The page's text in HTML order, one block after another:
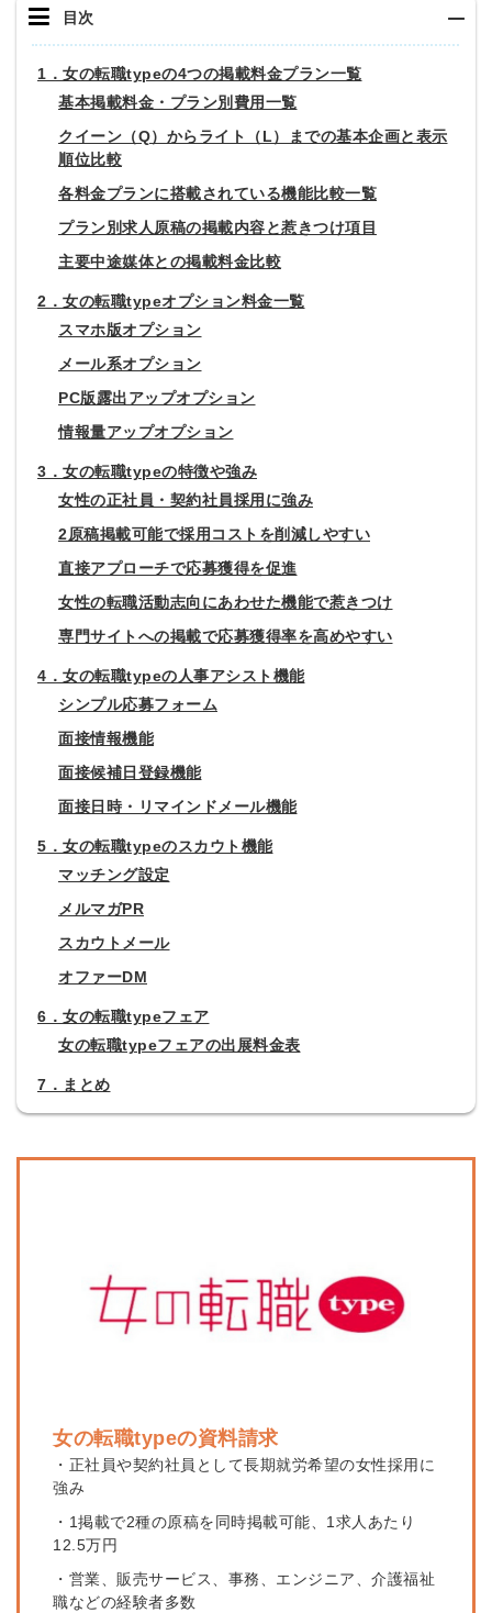
目次
1．女の転職typeの4つの掲載料金プラン一覧
基本掲載料金・プラン別費用一覧
クイーン（Q）からライト（L）までの基本企画と表示
順位比較
各料金プランに搭載されている機能比較一覧
プラン別求人原稿の掲載内容と惹きつけ項目
主要中途媒体との掲載料金比較
2．女の転職typeオプション料金一覧
スマホ版オプション
メール系オプション
PC版露出アップオプション
情報量アップオプション
3．女の転職typeの特徴や強み
女性の正社員・契約社員採用に強み
2原稿掲載可能で採用コストを削減しやすい
直接アプローチで応募獲得を促進
女性の転職活動志向にあわせた機能で惹きつけ
専門サイトへの掲載で応募獲得率を高めやすい
4．女の転職typeの人事アシスト機能
シンプル応募フォーム
面接情報機能
面接候補日登録機能
面接日時・リマインドメール機能
5．女の転職typeのスカウト機能
マッチング設定
メルマガPR
スカウトメール
オファーDM
6．女の転職typeフェア
女の転職typeフェアの出展料金表
7．まとめ
女の転職typeの資料請求
・正社員や契約社員として長期就労希望の女性採用に
強み
・1掲載で2種の原稿を同時掲載可能、1求人あたり
12.5万円
・営業、販売サービス、事務、エンジニア、介護福祉
職などの経験者多数